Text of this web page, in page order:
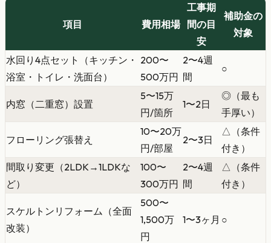
項目 費用相場
工事期
間の目
安
補助金の
対象
水回り4点セット（キッチン・
浴室・トイレ・洗面台）
200〜
500万円
2〜4週
間
○
内窓（二重窓）設置
5〜15万
円/箇所
1〜2日
◎（最も
手厚い）
フローリング張替え
10〜20万
円/部屋
2〜3日
△（条件
付き）
間取り変更（2LDK→1LDKな
ど）
100〜
300万円
2〜4週
間
△（条件
付き）
スケルトンリフォーム（全面
改装）
500〜
1,500万
円
1〜3ヶ月 ○